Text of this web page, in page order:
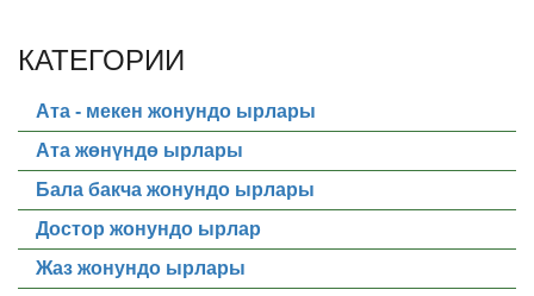
КАТЕГОРИИ
Ата - мекен жонундо ырлары
Ата жөнүндө ырлары
Бала бакча жонундо ырлары
Достор жонундо ырлар
Жаз жонундо ырлары